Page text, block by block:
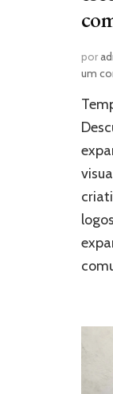
por
um